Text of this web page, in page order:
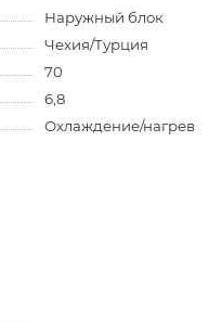
Наружный блок
Чехия/Турция
70
6,8
Охлаждение/нагрев